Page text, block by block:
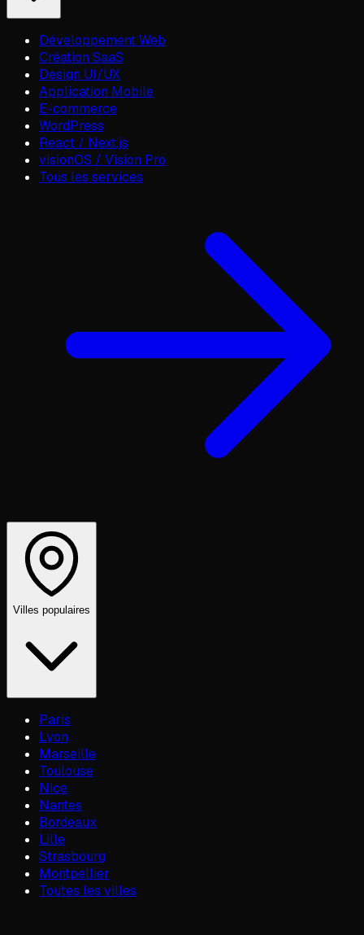
Développement Web
Création SaaS
Design UI/UX
Application Mobile
E-commerce
WordPress
React / Next.js
visionOS / Vision Pro
Tous les services
Villes populaires
Paris
Lyon
Marseille
Toulouse
Nice
Nantes
Bordeaux
Lille
Strasbourg
Montpellier
Toutes les villes